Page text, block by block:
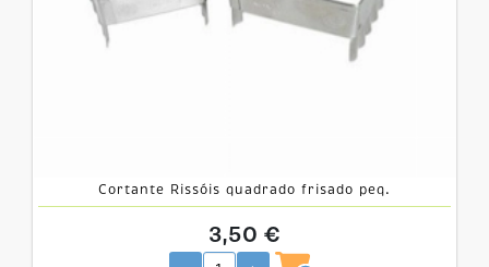
Cortante Rissóis quadrado frisado peq.
3,50 €